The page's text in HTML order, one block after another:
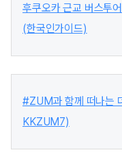
후쿠오카 근교 버스투
(한국인가이드)
#ZUM과 함께 떠나는
KKZUM7)